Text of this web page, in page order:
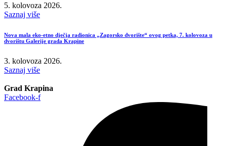
5. kolovoza 2026.
Saznaj više
Nova mala eko-etno dječja radionica „Zagorsko dvorište“ ovog petka, 7. kolovoza u
dvorištu Galerije grada Krapine
3. kolovoza 2026.
Saznaj više
Grad Krapina
Facebook-f